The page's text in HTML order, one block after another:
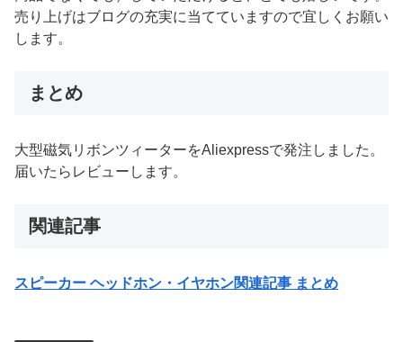
売り上げはブログの充実に当てていますので宜しくお願い
します。
まとめ
大型磁気リボンツィーターをAliexpressで発注しました。
届いたらレビューします。
関連記事
スピーカー ヘッドホン・イヤホン関連記事 まとめ